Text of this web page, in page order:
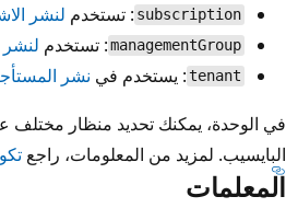
subscription : تستخدم لنشر
managementGroup : تستخدم لنشر
tenant : يستخدم في نشر
في الوحدة، يمكنك تحديد منظار مختلف
البايسيب. لمزيد من المعلومات، راجع
المعلمات